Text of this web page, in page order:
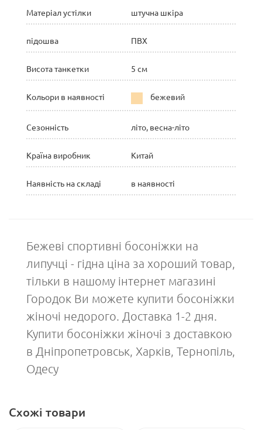
Матеріал устілки штучна шкіра
підошва ПВХ
Висота танкетки 5 см
Кольори в наявності бежевий
Сезонність літо, весна-літо
Країна виробник Китай
Наявність на складі в наявності
Бежеві спортивні босоніжки на
липучці - гідна ціна за хороший товар,
тільки в нашому інтернет магазині
Городок Ви можете купити босоніжки
жіночі недорого. Доставка 1-2 дня.
Купити босоніжки жіночі з доставкою
в Дніпропетровськ, Харків, Тернопіль,
Одесу
Схожі товари